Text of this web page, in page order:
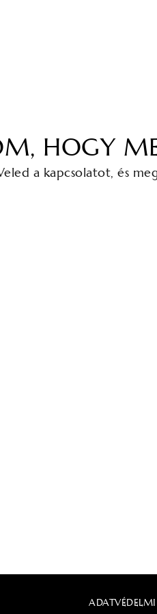
HOGY
a kapcsolatot, és